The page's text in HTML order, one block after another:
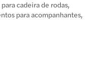
cadeira de rodas,
para acompanhantes,